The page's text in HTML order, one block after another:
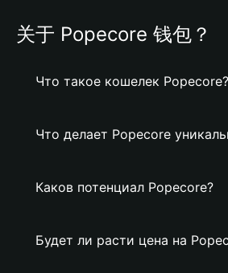
关于 Popecore 钱包？
Что такое кошелек Popecore?
Что делает Popecore
Каков потенциал Popecore?
Будет ли расти цена на